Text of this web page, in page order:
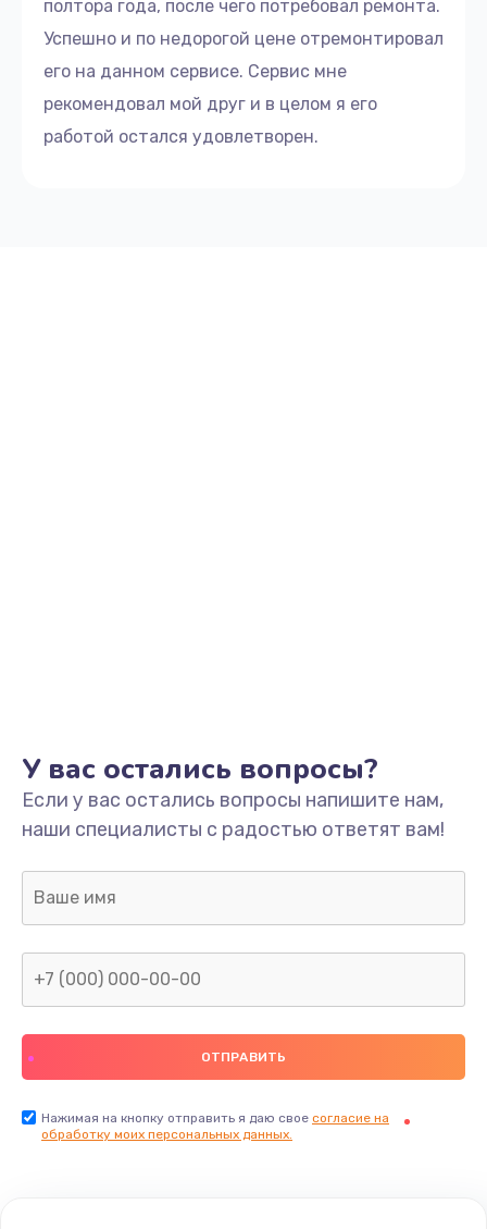
полтора года, после чего потребовал ремонта.
Успешно и по недорогой цене отремонтировал
его на данном сервисе. Сервис мне
рекомендовал мой друг и в целом я его
работой остался удовлетворен.
У вас остались вопросы?
Если у вас остались вопросы напишите нам,
наши специалисты с радостью ответят вам!
Нажимая на кнопку отправить я даю свое согласие на
обработку моих персональных данных.